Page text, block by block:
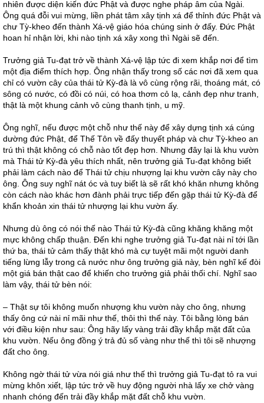
nhiên được diện kiến đức Phật và được nghe pháp âm của Ngài.
Ông quá đỗi vui mừng, liền phát tâm xây tịnh xá để thỉnh đức Phật và
chư Tỳ-kheo đến thành Xá-vệ giáo hóa chúng sinh ở đấy. Đức Phật
hoan hỉ nhận lời, khi nào tịnh xá xây xong thì Ngài sẽ đến.
Trưởng giả Tu-đạt trở về thành Xá-vệ lập tức đi xem khắp nơi để tìm
một địa điểm thích hợp. Ông nhận thấy trong số các nơi đã xem qua
chỉ có vườn cây của thái tử Kỳ-đà là vô cùng rộng rãi, thoáng mát, có
sông có nước, có đồi có núi, có hoa thơm cỏ lạ, cảnh đẹp như tranh,
thật là một khung cảnh vô cùng thanh tịnh, u mỹ.
Ông nghĩ, nếu được một chỗ như thế này để xây dựng tịnh xá cúng
dường đức Phật, để Thế Tôn về đấy thuyết pháp và chư Tỳ-kheo an
trú thì thật không có chỗ nào tốt đẹp hơn. Nhưng đây lại là khu vườn
mà Thái tử Kỳ-đà yêu thích nhất, nên trưởng giả Tu-đạt không biết
phải làm cách nào để Thái tử chịu nhượng lại khu vườn cây này cho
ông. Ông suy nghĩ nát óc và tuy biết là sẽ rất khó khăn nhưng không
còn cách nào khác hơn đành phải trực tiếp đến gặp thái tử Kỳ-đà để
khẩn khoản xin thái tử nhượng lại khu vườn ấy.
Nhưng dù ông có nói thế nào Thái tử Kỳ-đà cũng khăng khăng một
mực không chấp thuận. Đến khi nghe trưởng giả Tu-đạt nài nỉ tới lần
thứ ba, thái tử cảm thấy thật khó mà cự tuyệt mãi một người danh
tiếng lừng lẫy trong cả nước như ông trưởng giả này, bèn nghĩ kế đòi
một giá bán thật cao để khiến cho trưởng giả phải thối chí. Nghĩ sao
làm vậy, thái tử bèn nói:
– Thật sự tôi không muốn nhượng khu vườn này cho ông, nhưng
thấy ông cứ nài nỉ mãi như thế, thôi thì thế này. Tôi bằng lòng bán
với điều kiện như sau: Ông hãy lấy vàng trải đầy khắp mặt đất của
khu vườn. Nếu ông đồng ý trả đủ số vàng như thế thì tôi sẽ nhượng
đất cho ông.
Không ngờ thái tử vừa nói giá như thế thì trưởng giả Tu-đạt tỏ ra vui
mừng khôn xiết, lập tức trở về huy động người nhà lấy xe chở vàng
nhanh chóng đến trải đầy khắp mặt đất chỗ khu vườn.